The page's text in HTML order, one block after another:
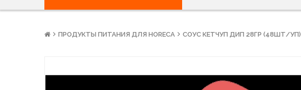
ПРОДУКТЫ ПИТАНИЯ ДЛЯ HORECA СОУС КЕТЧУП ДИП 28ГР (48ШТ/УП)